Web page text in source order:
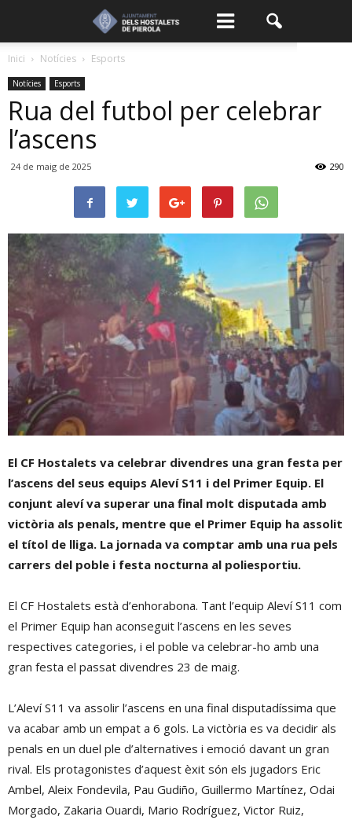
Inici Notícies Esports
Notícies Esports
Rua del futbol per celebrar
l’ascens
24 de maig de 2025 290
El CF Hostalets va celebrar divendres una gran festa per
l’ascens del seus equips Aleví S11 i del Primer Equip. El
conjunt aleví va superar una final molt disputada amb
victòria als penals, mentre que el Primer Equip ha assolit
el títol de lliga. La jornada va comptar amb una rua pels
carrers del poble i festa nocturna al poliesportiu.
El CF Hostalets està d’enhorabona. Tant l’equip Aleví S11 com
el Primer Equip han aconseguit l’ascens en les seves
respectives categories, i el poble va celebrar-ho amb una
gran festa el passat divendres 23 de maig.
L’Aleví S11 va assolir l’ascens en una final disputadíssima que
va acabar amb un empat a 6 gols. La victòria es va decidir als
penals en un duel ple d’alternatives i emoció davant un gran
rival. Els protagonistes d’aquest èxit són els jugadors Eric
Ambel, Aleix Fondevila, Pau Gudiño, Guillermo Martínez, Odai
Morgado, Zakaria Ouardi, Mario Rodríguez, Victor Ruiz,